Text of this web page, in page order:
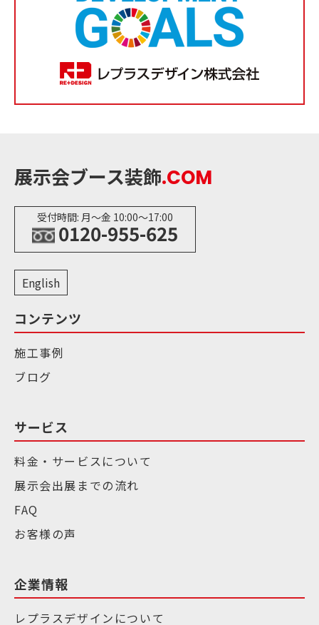
展示会ブース装飾.COM
受付時間: 月〜金 10:00〜17:00
0120-955-625
English
コンテンツ
施工事例
ブログ
サービス
料金・サービスについて
展示会出展までの流れ
FAQ
お客様の声
企業情報
レプラスデザインについて